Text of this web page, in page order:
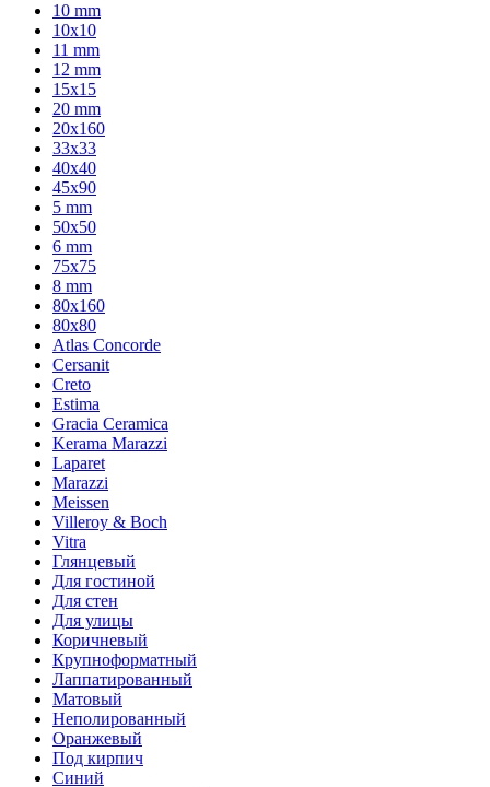
10 mm
10x10
11 mm
12 mm
15x15
20 mm
20х160
33x33
40х40
45x90
5 mm
50x50
6 mm
75х75
8 mm
80x160
80x80
Atlas Concorde
Cersanit
Creto
Estima
Gracia Ceramica
Kerama Marazzi
Laparet
Marazzi
Meissen
Villeroy & Boch
Vitra
Глянцевый
Для гостиной
Для стен
Для улицы
Коричневый
Крупноформатный
Лаппатированный
Матовый
Неполированный
Оранжевый
Под кирпич
Синий